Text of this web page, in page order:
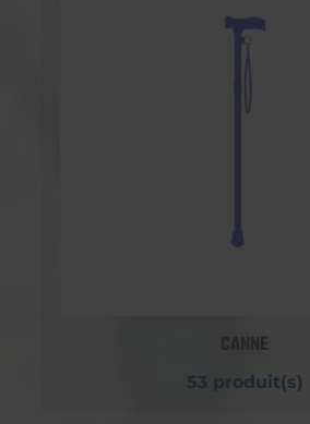
CANNE
53 produit(s)